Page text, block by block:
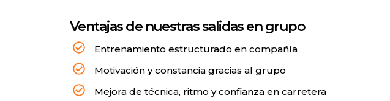
Ventajas de nuestras salidas en grupo
Entrenamiento estructurado en compañía
Motivación y constancia gracias al grupo
Mejora de técnica, ritmo y confianza en carretera